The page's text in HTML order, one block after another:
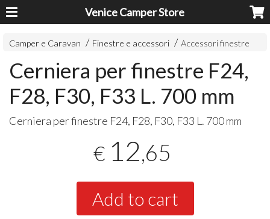
Venice Camper Store
Camper e Caravan Finestre e accessori Accessori finestre
Cerniera per finestre F24,
F28, F30, F33 L. 700 mm
Cerniera per finestre F24, F28, F30, F33 L. 700 mm
€ 12,65
Add to cart